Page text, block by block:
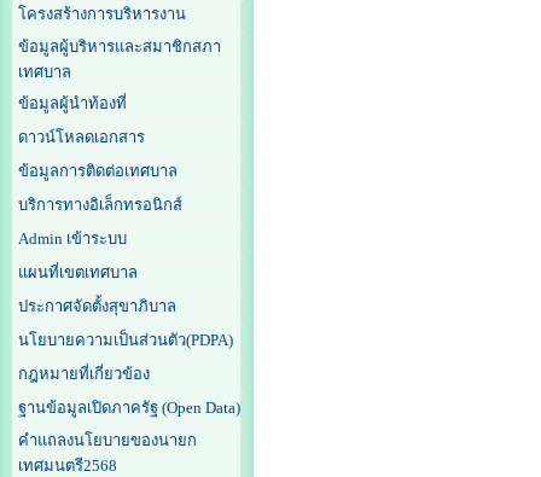
โครงสร้างการบริหารงาน
ข้อมูลผู้บริหารและสมาชิกสภา
เทศบาล
ข้อมูลผู้นำท้องที่
ดาวน์โหลดเอกสาร
ข้อมูลการติดต่อเทศบาล
บริการทางอิเล็กทรอนิกส์
Admin เข้าระบบ
แผนที่เขตเทศบาล
ประกาศจัดตั้งสุขาภิบาล
นโยบายความเป็นส่วนตัว(PDPA)
กฎหมายที่เกี่ยวข้อง
ฐานข้อมูลเปิดภาครัฐ (Open Data)
คำแถลงนโยบายของนายก
เทศมนตรี2568